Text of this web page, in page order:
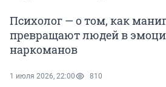
Психолог — о том, как
превращают людей в
наркоманов
1 июля 2026, 22:00 810